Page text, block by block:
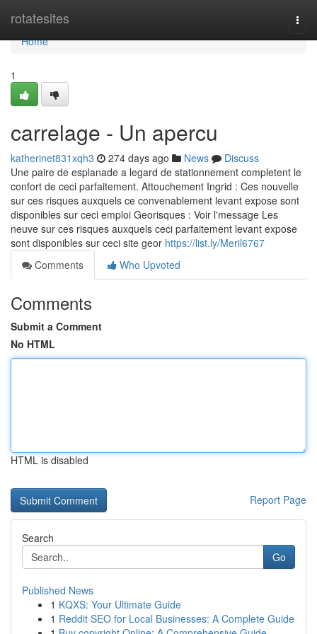
rotatesites
Home
Home
1
carrelage - Un apercu
katherinet831xqh3 274 days ago News
Discuss
Une paire de esplanade a legard de stationnement completent le
confort de ceci parfaitement. Attouchement Ingrid : Ces nouvelle
sur ces risques auxquels ce convenablement levant expose sont
disponibles sur ceci emploi Georisques : Voir l'message Les
neuve sur ces risques auxquels ceci parfaitement levant expose
sont disponibles sur ceci site geor https://list.ly/Meril6767
Comments
Who Upvoted
Comments
Submit a Comment
No HTML
HTML is disabled
Report Page
Search
Go
Published News
1 KQXS: Your Ultimate Guide
1 Reddit SEO for Local Businesses: A Complete Guide